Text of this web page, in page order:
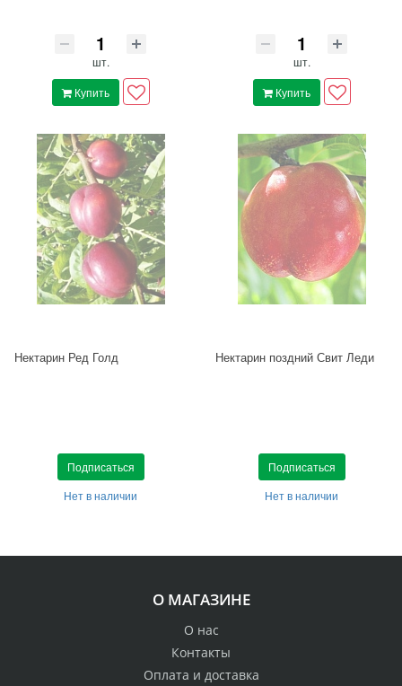
шт.
Купить
шт.
Купить
Нектарин Ред Голд
Подписаться
Нет в наличии
Нектарин поздний Свит Леди
Подписаться
Нет в наличии
О МАГАЗИНЕ
О нас
Контакты
Оплата и доставка